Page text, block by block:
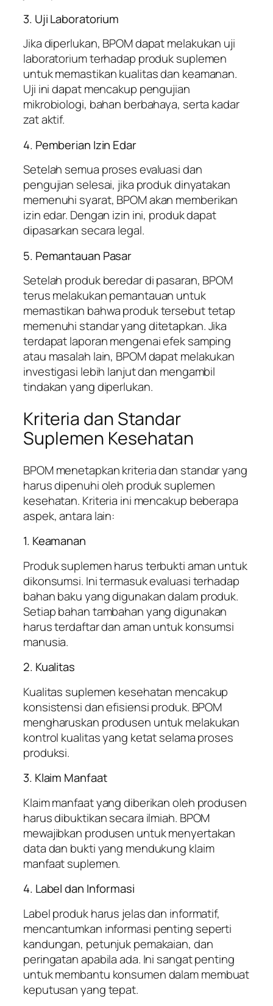
3. Uji Laboratorium
Jika diperlukan, BPOM dapat melakukan uji
laboratorium terhadap produk suplemen
untuk memastikan kualitas dan keamanan.
Uji ini dapat mencakup pengujian
mikrobiologi, bahan berbahaya, serta kadar
zat aktif.
4. Pemberian Izin Edar
Setelah semua proses evaluasi dan
pengujian selesai, jika produk dinyatakan
memenuhi syarat, BPOM akan memberikan
izin edar. Dengan izin ini, produk dapat
dipasarkan secara legal.
5. Pemantauan Pasar
Setelah produk beredar di pasaran, BPOM
terus melakukan pemantauan untuk
memastikan bahwa produk tersebut tetap
memenuhi standar yang ditetapkan. Jika
terdapat laporan mengenai efek samping
atau masalah lain, BPOM dapat melakukan
investigasi lebih lanjut dan mengambil
tindakan yang diperlukan.
Kriteria dan Standar
Suplemen Kesehatan
BPOM menetapkan kriteria dan standar yang
harus dipenuhi oleh produk suplemen
kesehatan. Kriteria ini mencakup beberapa
aspek, antara lain:
1. Keamanan
Produk suplemen harus terbukti aman untuk
dikonsumsi. Ini termasuk evaluasi terhadap
bahan baku yang digunakan dalam produk.
Setiap bahan tambahan yang digunakan
harus terdaftar dan aman untuk konsumsi
manusia.
2. Kualitas
Kualitas suplemen kesehatan mencakup
konsistensi dan efisiensi produk. BPOM
mengharuskan produsen untuk melakukan
kontrol kualitas yang ketat selama proses
produksi.
3. Klaim Manfaat
Klaim manfaat yang diberikan oleh produsen
harus dibuktikan secara ilmiah. BPOM
mewajibkan produsen untuk menyertakan
data dan bukti yang mendukung klaim
manfaat suplemen.
4. Label dan Informasi
Label produk harus jelas dan informatif,
mencantumkan informasi penting seperti
kandungan, petunjuk pemakaian, dan
peringatan apabila ada. Ini sangat penting
untuk membantu konsumen dalam membuat
keputusan yang tepat.